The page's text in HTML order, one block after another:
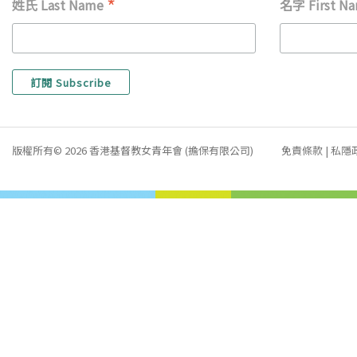
姓氏 Last Name * 名字 First
版權所有© 2026 香港基督教女青年會 (擔保有限公司) 免責條款 | 私隱